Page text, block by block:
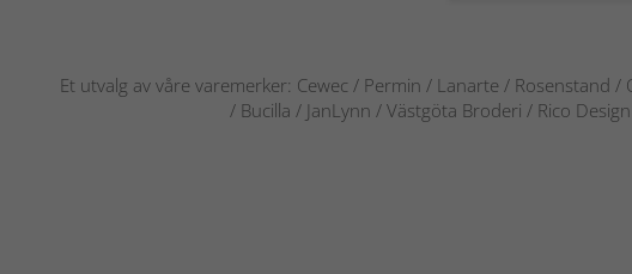
Et utvalg av våre varemerker: Cewec / Permin / Lanarte / Rosenstand
/ Bucilla / JanLynn / Västgöta Broderi / Rico